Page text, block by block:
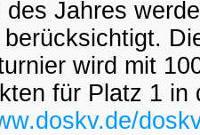
des Jahres
wird mit
für Platz 1 in